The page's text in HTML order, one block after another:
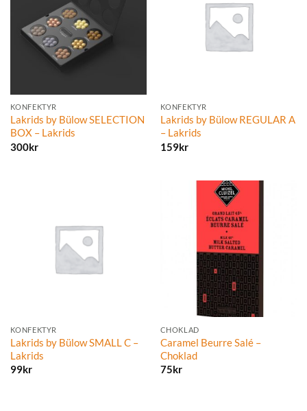
KONFEKTYR
Lakrids by Bülow SELECTION
BOX – Lakrids
300kr
KONFEKTYR
Lakrids by Bülow REGULAR A
– Lakrids
159kr
KONFEKTYR
Lakrids by Bülow SMALL C –
Lakrids
99kr
CHOKLAD
Caramel Beurre Salé –
Choklad
75kr